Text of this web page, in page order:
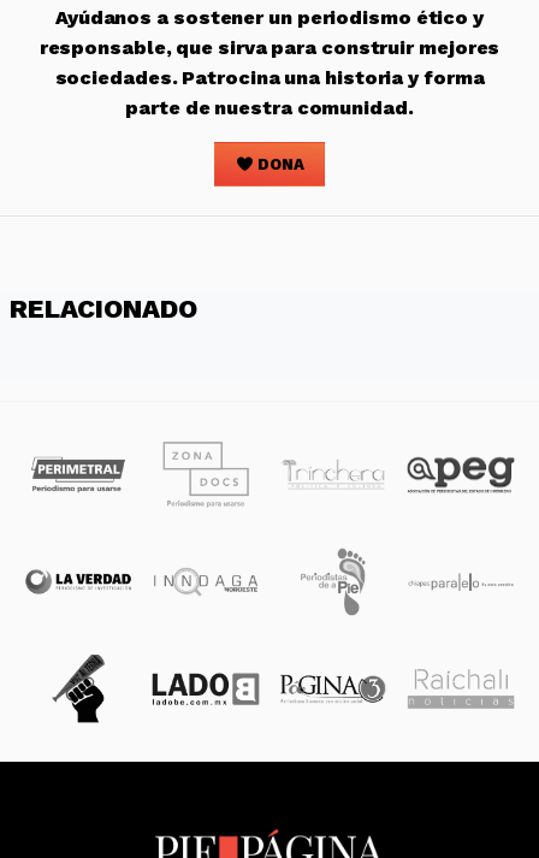
Ayúdanos a sostener un periodismo ético y
responsable, que sirva para construir mejores
sociedades. Patrocina una historia y forma
parte de nuestra comunidad.
DONA
RELACIONADO